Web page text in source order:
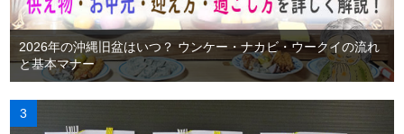
2026年の沖縄旧盆はいつ？ ウンケー・ナカビ・ウークイの流れ
と基本マナー